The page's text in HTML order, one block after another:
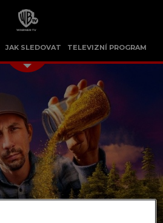
JAK SLEDOVAT TELEVIZNÍ PROGRAM